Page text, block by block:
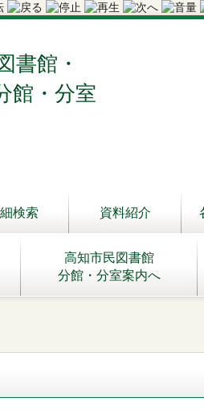
書館・
館・分室
検索 資料紹介
高知市民図書館
分館・分室案内へ